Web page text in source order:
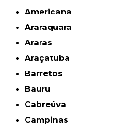
Americana
Araraquara
Araras
Araçatuba
Barretos
Bauru
Cabreúva
Campinas